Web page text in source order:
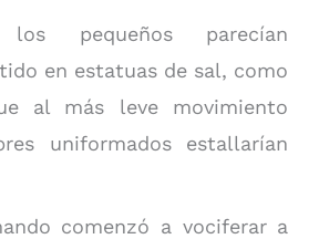
los pequeños parecían
en estatuas de sal, como
al más leve movimiento
uniformados estallarían
comenzó a vociferar a